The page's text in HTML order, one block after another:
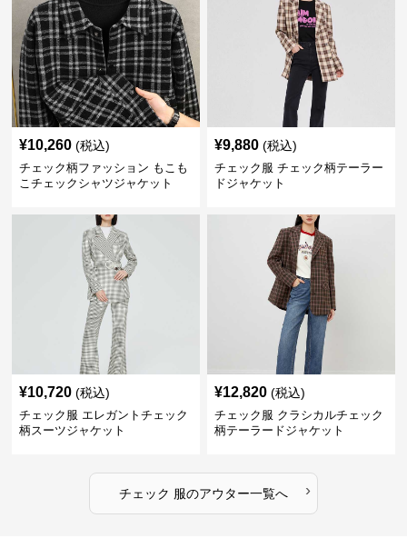
¥10,260 (税込)
チェック柄ファッション もこも
こチェックシャツジャケット
¥9,880 (税込)
チェック服 チェック柄テーラー
ドジャケット
¥10,720 (税込)
チェック服 エレガントチェック
柄スーツジャケット
¥12,820 (税込)
チェック服 クラシカルチェック
柄テーラードジャケット
チェック 服のアウター一覧へ ›